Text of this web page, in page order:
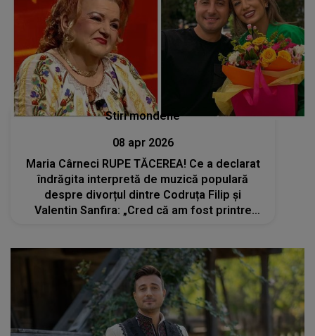
Stiri mondene
08 apr 2026
Maria Cârneci RUPE TĂCEREA! Ce a declarat
îndrăgita interpretă de muzică populară
despre divorțul dintre Codruța Filip și
Valentin Sanfira: „Cred că am fost printre